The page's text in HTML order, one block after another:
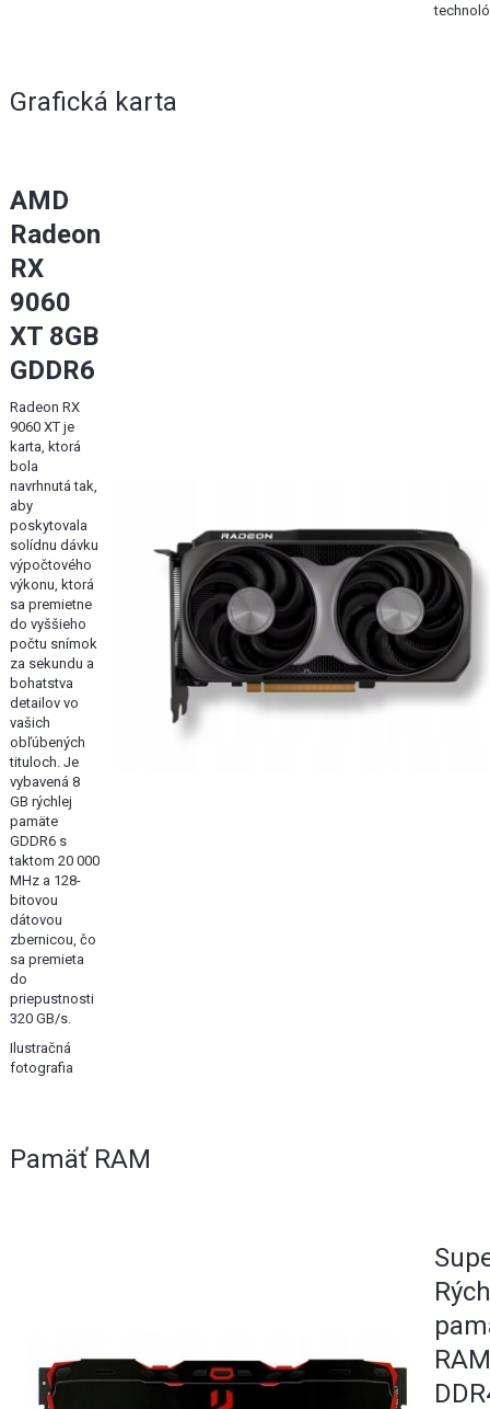
Grafická karta
AMD
Radeon
RX
9060
XT 8GB
GDDR6
Radeon RX
9060 XT je
karta, ktorá
bola
navrhnutá tak,
aby
poskytovala
solídnu dávku
výpočtového
výkonu, ktorá
sa premietne
do vyššieho
počtu snímok
za sekundu a
bohatstva
detailov vo
vašich
obľúbených
tituloch. Je
vybavená 8
GB rýchlej
pamäte
GDDR6 s
taktom 20 000
MHz a 128-
bitovou
dátovou
zbernicou, čo
sa premieta
do
priepustnosti
320 GB/s.
Ilustračná
fotografia
Pamäť RAM
RAM